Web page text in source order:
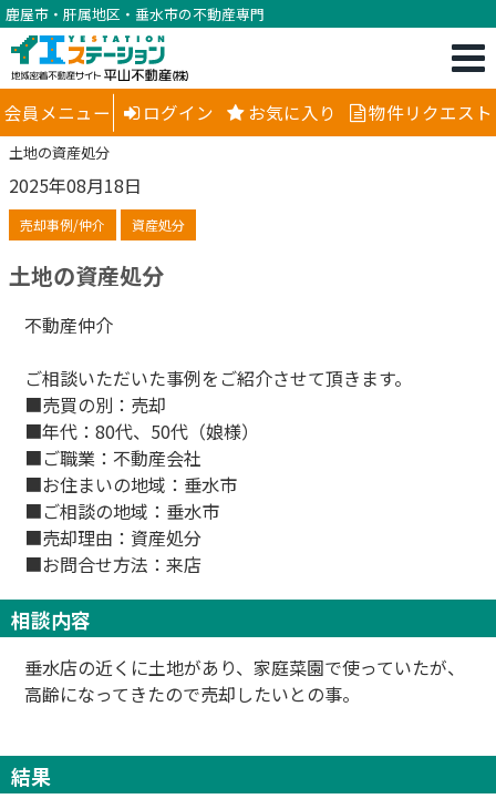
鹿屋市・肝属地区・垂水市の不動産専門
会員メニュー ログイン お気に入り 物件リクエスト
土地の資産処分
2025年08月18日
売却事例/仲介 資産処分
土地の資産処分
不動産仲介
ご相談いただいた事例をご紹介させて頂きます。
■売買の別：売却
■年代：80代、50代（娘様）
■ご職業：不動産会社
■お住まいの地域：垂水市
■ご相談の地域：垂水市
■売却理由：資産処分
■お問合せ方法：来店
相談内容
垂水店の近くに土地があり、家庭菜園で使っていたが、
高齢になってきたので売却したいとの事。
結果